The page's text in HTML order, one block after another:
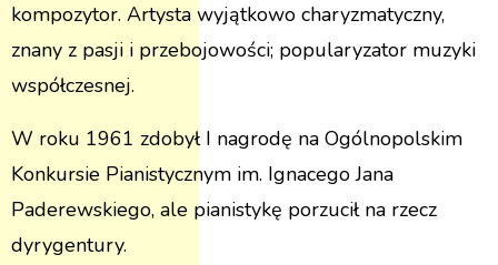
kompozytor. Artysta wyjątkowo charyzmatyczny,
znany z pasji i przebojowości; popularyzator muzyki
współczesnej.
W roku 1961 zdobył I nagrodę na Ogólnopolskim
Konkursie Pianistycznym im. Ignacego Jana
Paderewskiego, ale pianistykę porzucił na rzecz
dyrygentury.